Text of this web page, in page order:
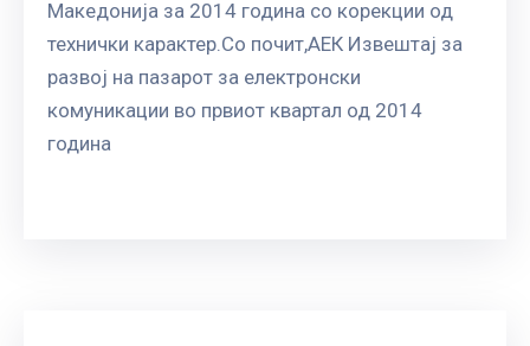
Македонија за 2014 година со корекции од
технички карактер.Со почит,АЕК Извештај за
развој на пазарот за електронски
комуникации во првиот квартал од 2014
година